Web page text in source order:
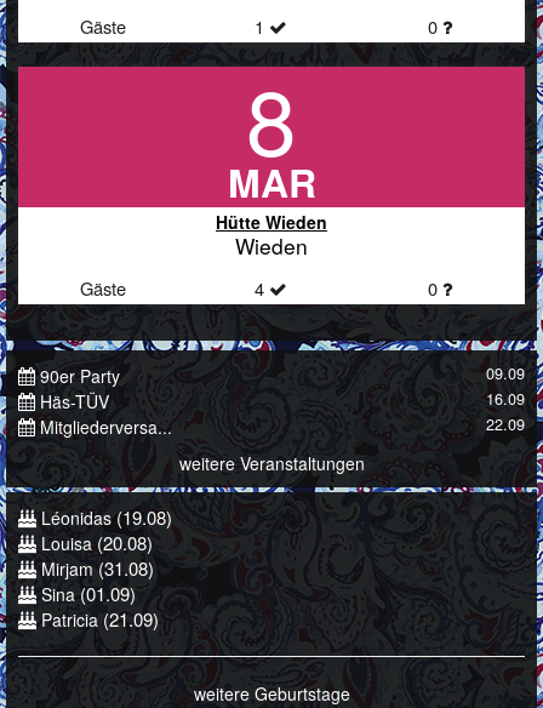
Gäste 1 0
8
MAR
Hütte Wieden
Wieden
Gäste 4 0
90er Party 09.09
Häs-TÜV 16.09
Mitgliederversa... 22.09
weitere Veranstaltungen
Léonidas(19.08)
Louisa (20.08)
Mirjam (31.08)
Sina(01.09)
Patricia (21.09)
weitere Geburtstage